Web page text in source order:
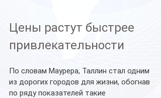
Цены растут быстрее
привлекательности
По словам Маурера, Таллин стал одним
из дорогих городов для жизни, обогнав
по ряду показателей такие